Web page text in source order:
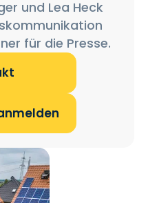
und Lea Heck
für die Presse.